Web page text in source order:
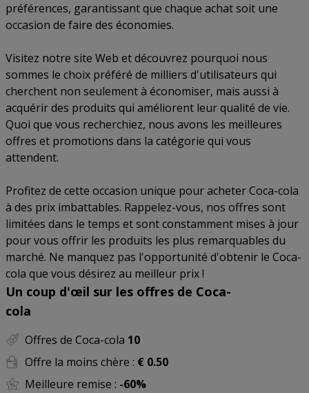
préférences, garantissant que chaque achat soit une
occasion de faire des économies.
Visitez notre site Web et découvrez pourquoi nous
sommes le choix préféré de milliers d'utilisateurs qui
cherchent non seulement à économiser, mais aussi à
acquérir des produits qui améliorent leur qualité de vie.
Quoi que vous recherchiez, nous avons les meilleures
offres et promotions dans la catégorie qui vous
attendent.
Profitez de cette occasion unique pour acheter Coca-cola
à des prix imbattables. Rappelez-vous, nos offres sont
limitées dans le temps et sont constamment mises à jour
pour vous offrir les produits les plus remarquables du
marché. Ne manquez pas l'opportunité d'obtenir le Coca-
cola que vous désirez au meilleur prix !
Un coup d'œil sur les offres de Coca-
cola
Offres de Coca-cola 10
Offre la moins chère : € 0.50
Meilleure remise : -60%